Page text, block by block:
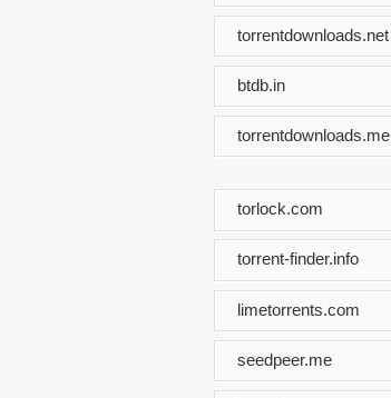
torrentdownloads.net
btdb.in
torrentdownloads.me
torlock.com
torrent-finder.info
limetorrents.com
seedpeer.me